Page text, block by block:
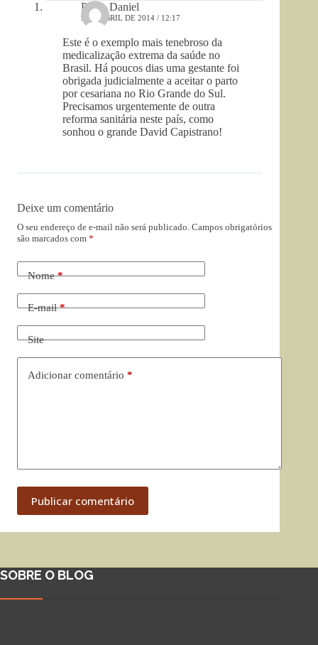
Paulo Daniel
9 DE ABRIL DE 2014 / 12:17
Este é o exemplo mais tenebroso da
medicalização extrema da saúde no
Brasil. Há poucos dias uma gestante foi
obrigada judicialmente a aceitar o parto
por cesariana no Rio Grande do Sul.
Precisamos urgentemente de outra
reforma sanitária neste país, como
sonhou o grande David Capistrano!
Deixe um comentário
O seu endereço de e-mail não será publicado. Campos obrigatórios
são marcados com *
Nome*
E-mail*
Site
Adicionar comentário *
Publicar comentário
SOBRE O BLOG